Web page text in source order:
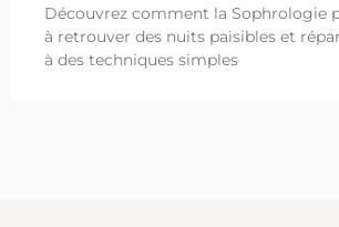
Découvrez comment la Sophrologie
à retrouver des nuits paisibles et
à des techniques simples